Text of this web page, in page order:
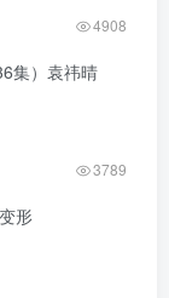
4908
集）袁祎晴
3789
形